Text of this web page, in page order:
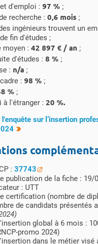
d'emploi : 97 % ;
recherche : 0,6 mois ;
ingénieurs trouvent un
fin d'études ;
moyen : 42 897 € / an ;
d'études : 8 % ;
: n/a ;
: 98 % ;
% ;
à l'étranger : 20 %.
sur l’insertion
: 37743
publication de la fiche : 19/
: UTT
certification (nombre de
de candidats présentés
global à 6 mois :
promo 2024)
dans le métier visé